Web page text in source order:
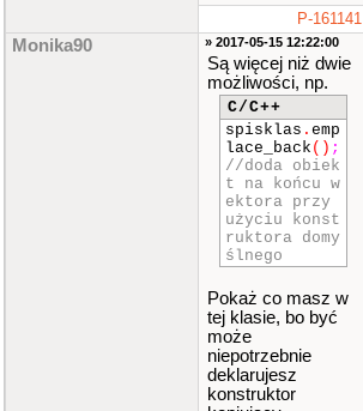
P-161141
Monika90 » 2017-05-15 12:22:00
Są więcej niż dwie
możliwości, np.
C/C++
spisklas . emp
lace_back () ;
//doda obiek
t na końcu w
ektora przy
użyciu konst
ruktora domy
ślnego
Pokaż co masz w
tej klasie, bo być
może
niepotrzebnie
deklarujesz
konstruktor